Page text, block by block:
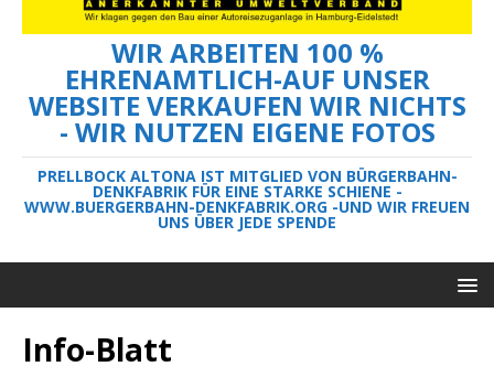
WIR ARBEITEN 100 %
EHRENAMTLICH-AUF UNSER
WEBSITE VERKAUFEN WIR NICHTS
- WIR NUTZEN EIGENE FOTOS
PRELLBOCK ALTONA IST MITGLIED VON BÜRGERBAHN-
DENKFABRIK FÜR EINE STARKE SCHIENE -
WWW.BUERGERBAHN-DENKFABRIK.ORG -UND WIR FREUEN
UNS ÜBER JEDE SPENDE
Info-Blatt